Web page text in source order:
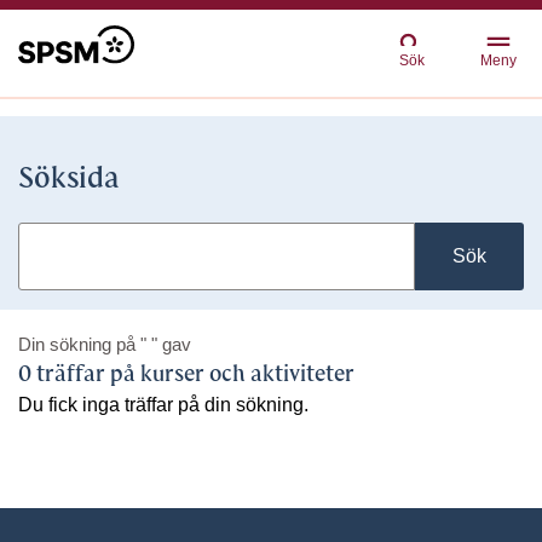
Sök Meny
Söksida
Sök
Din sökning på " " gav
0 träffar på kurser och aktiviteter
Du fick inga träffar på din sökning.